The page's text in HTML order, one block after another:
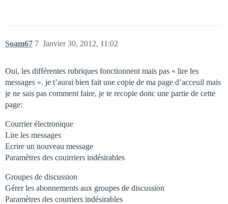
Soam67 Janvier 30, 2012, 11:02
7
Oui, les différentes rubriques fonctionnent mais pas « lire les
messages ». je t’aurai bien fait une copie de ma page d’acceuil mais
je ne sais pas comment faire, je te recopie donc une partie de cette
page:
Courrier électronique
Lire les messages
Ecrire un nouveau message
Paramètres des couirriers indésirables
Groupes de discussion
Gérer les abonnements aux groupes de discussion
Paramètres des courriers indésirables